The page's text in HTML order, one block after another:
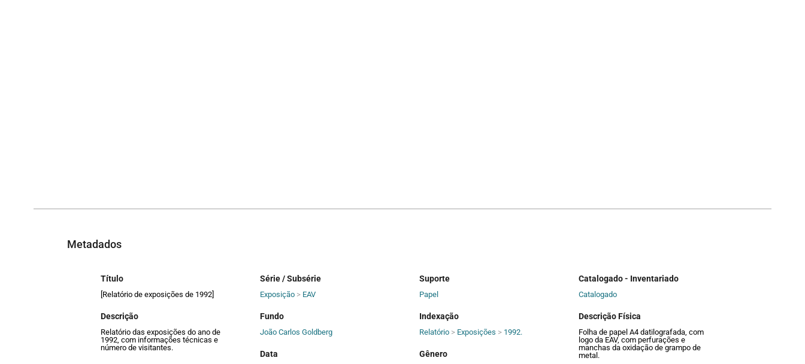
Metadados
Título
[Relatório de exposições de 1992]
Descrição
Relatório das exposições do ano de
1992, com informações técnicas e
número de visitantes.
Série / Subsérie
Exposição > EAV
Fundo
João Carlos Goldberg
Data
Suporte
Papel
Indexação
Relatório > Exposições > 1992.
Gênero
Catalogado - Inventariado
Catalogado
Descrição Física
Folha de papel A4 datilografada, com
logo da EAV, com perfurações e
manchas da oxidação de grampo de
metal.